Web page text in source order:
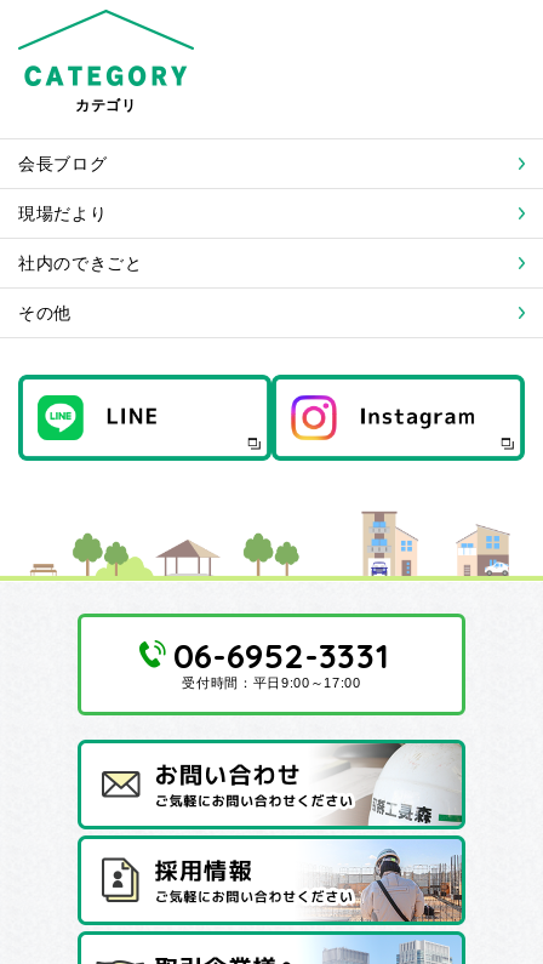
カテゴリ
会長ブログ
現場だより
社内のできごと
その他
06-6952-3331
受付時間：平日9:00～17:00